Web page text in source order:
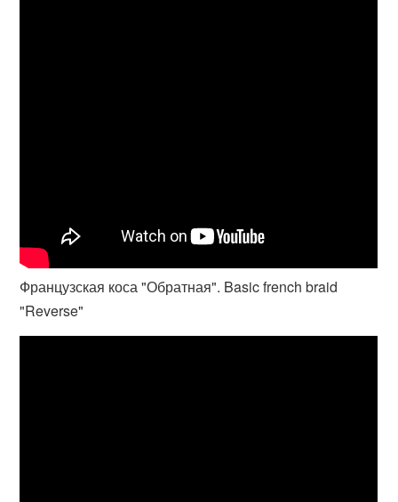
Французская коса "Обратная". Basic french braid
"Reverse"